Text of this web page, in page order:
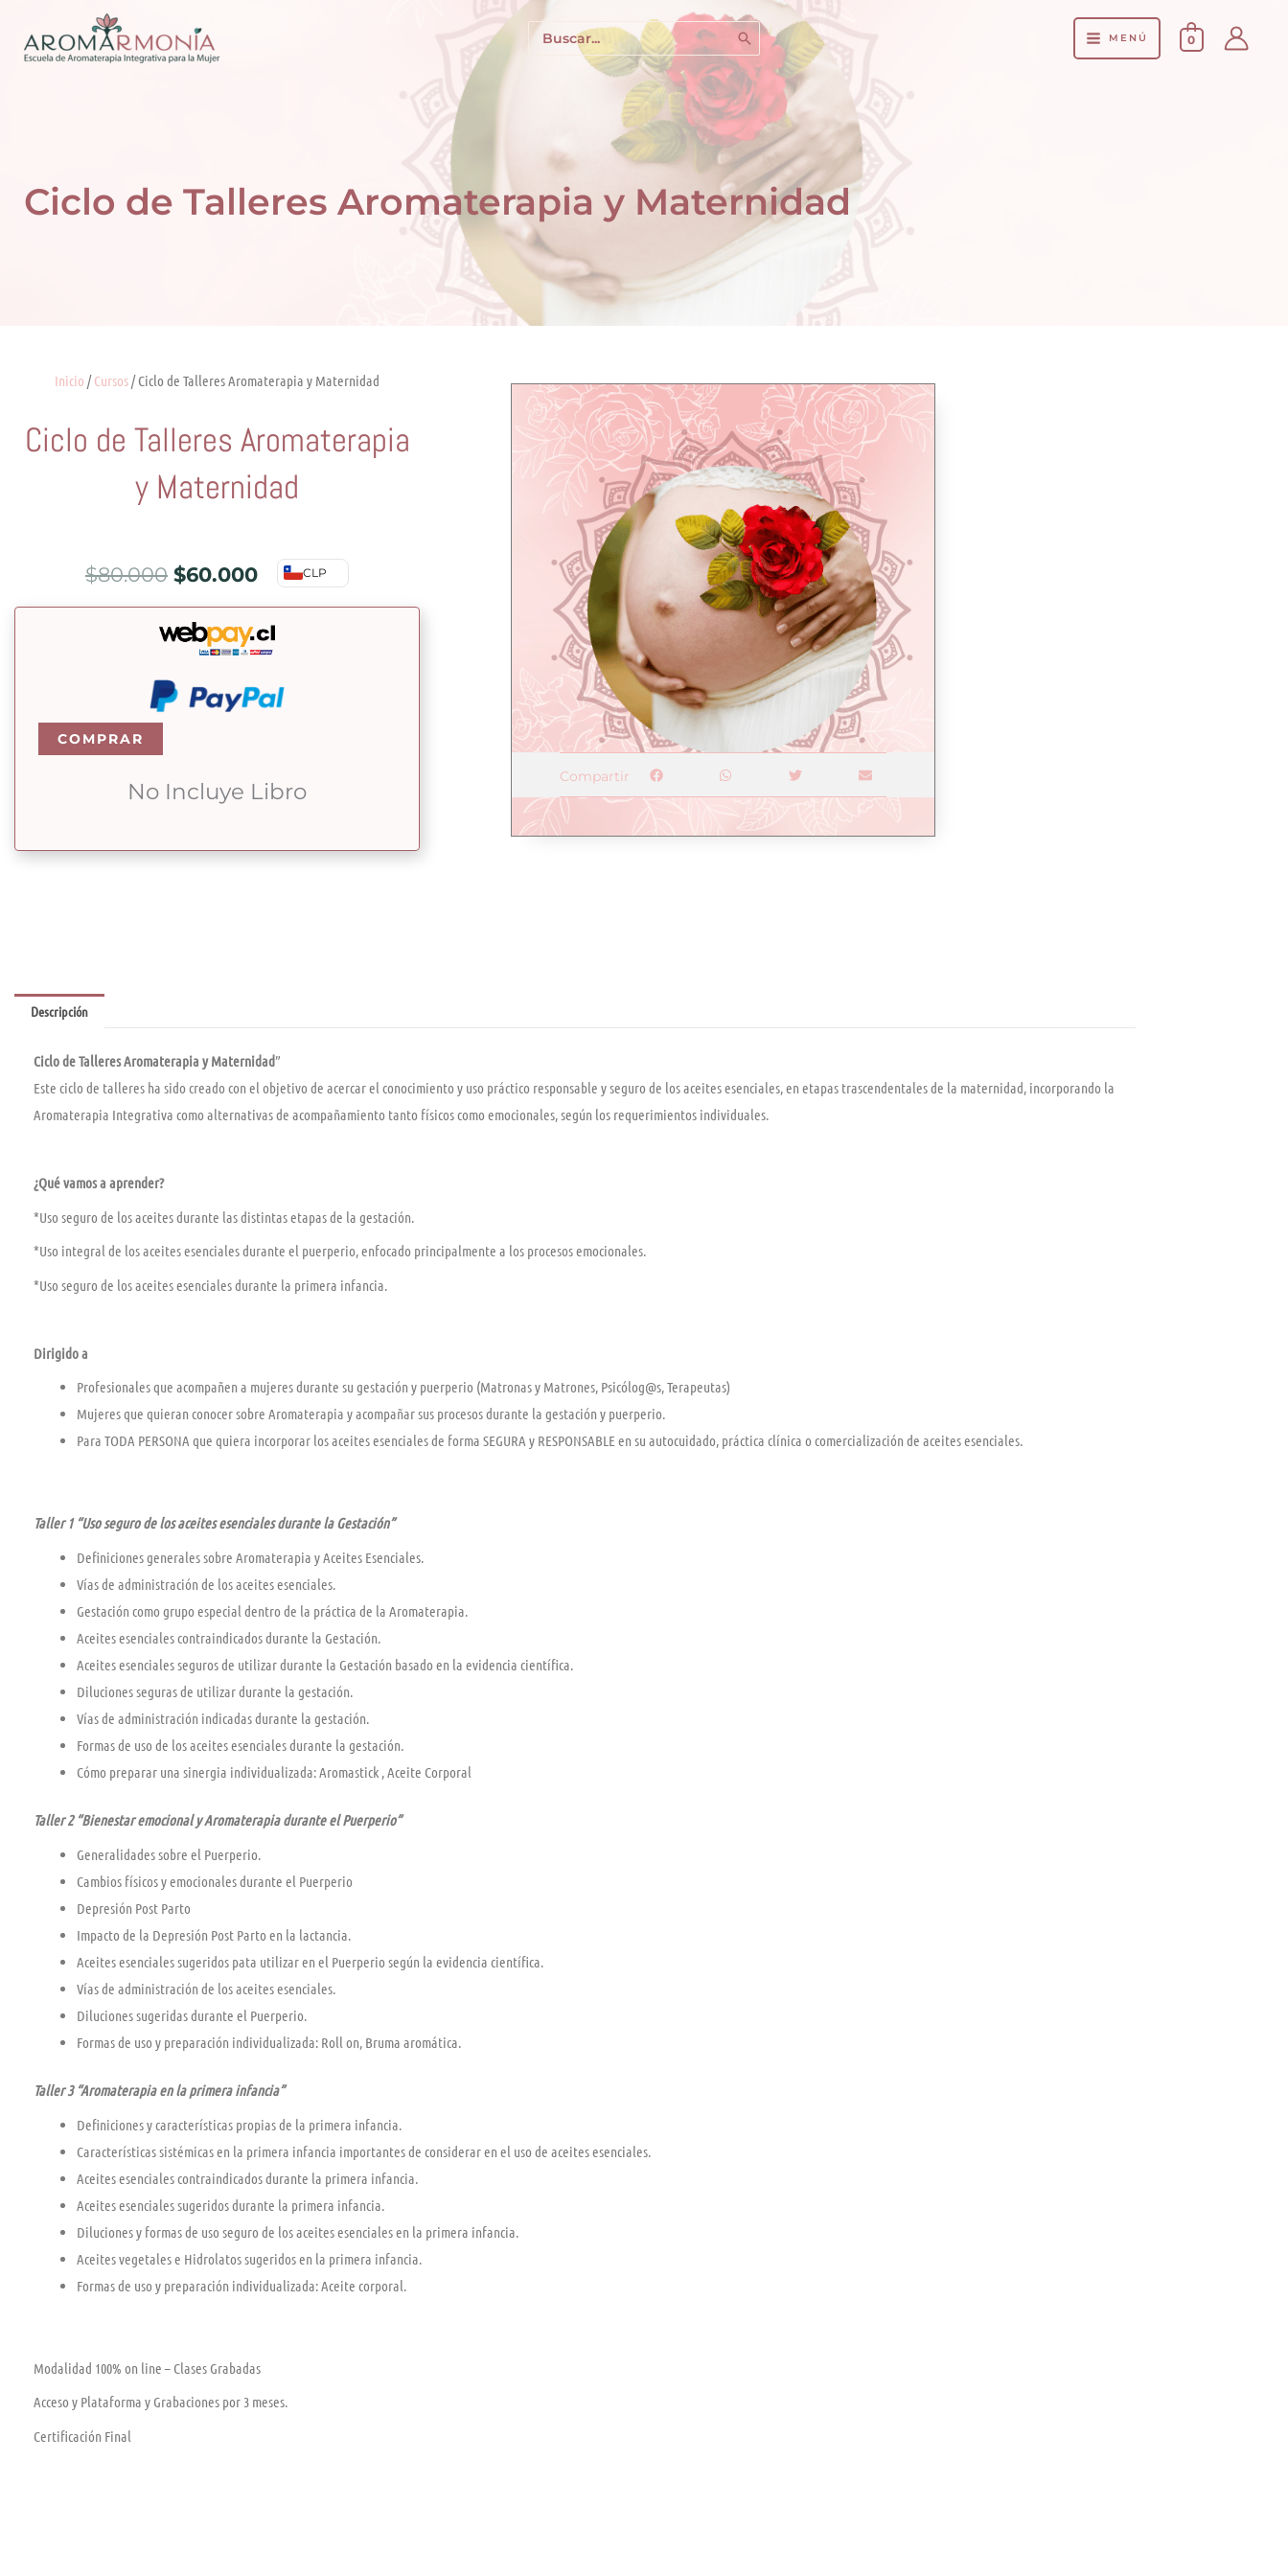
contenido
Buscar
por:
MENÚ 0
Ciclo de Talleres Aromaterapia y Maternidad
Inicio /Cursos/ Ciclo de Talleres Aromaterapia y Maternidad
Ciclo de Talleres Aromaterapia
y Maternidad
$80.000 El
precio
original
era:
$80.000.
$60.000El
precio
actual
es:
CLP
de
Maternidad
COMPRAR
No Incluye Libro
Compartir
Descripción
Ciclo de Talleres Aromaterapia y Maternidad”
Este ciclo de talleres ha sido creado con el objetivo de acercar el conocimiento y uso práctico responsable y seguro de los aceites esenciales, en etapas trascendentales de la maternidad, incorporando la
Aromaterapia Integrativa como alternativas de acompañamiento tanto físicos como emocionales, según los requerimientos individuales.
¿Qué vamos a aprender?
*Uso seguro de los aceites durante las distintas etapas de la gestación.
*Uso integral de los aceites esenciales durante el puerperio, enfocado principalmente a los procesos emocionales.
*Uso seguro de los aceites esenciales durante la primera infancia.
Dirigido a
Profesionales que acompañen a mujeres durante su gestación y puerperio (Matronas y Matrones, Psicólog@s, Terapeutas)
Mujeres que quieran conocer sobre Aromaterapia y acompañar sus procesos durante la gestación y puerperio.
Para TODA PERSONA que quiera incorporar los aceites esenciales de forma SEGURA y RESPONSABLE en su autocuidado, práctica clínica o comercialización de aceites esenciales.
Taller 1 “Uso seguro de los aceites esenciales durante la Gestación”
Definiciones generales sobre Aromaterapia y Aceites Esenciales.
Vías de administración de los aceites esenciales.
Gestación como grupo especial dentro de la práctica de la Aromaterapia.
Aceites esenciales contraindicados durante la Gestación.
Aceites esenciales seguros de utilizar durante la Gestación basado en la evidencia científica.
Diluciones seguras de utilizar durante la gestación.
Vías de administración indicadas durante la gestación.
Formas de uso de los aceites esenciales durante la gestación.
Cómo preparar una sinergia individualizada: Aromastick , Aceite Corporal
Taller 2 “Bienestar emocional y Aromaterapia durante el Puerperio”
Generalidades sobre el Puerperio.
Cambios físicos y emocionales durante el Puerperio
Depresión Post Parto
Impacto de la Depresión Post Parto en la lactancia.
Aceites esenciales sugeridos pata utilizar en el Puerperio según la evidencia científica.
Vías de administración de los aceites esenciales.
Diluciones sugeridas durante el Puerperio.
Formas de uso y preparación individualizada: Roll on, Bruma aromática.
Taller 3 “Aromaterapia en la primera infancia”
Definiciones y características propias de la primera infancia.
Características sistémicas en la primera infancia importantes de considerar en el uso de aceites esenciales.
Aceites esenciales contraindicados durante la primera infancia.
Aceites esenciales sugeridos durante la primera infancia.
Diluciones y formas de uso seguro de los aceites esenciales en la primera infancia.
Aceites vegetales e Hidrolatos sugeridos en la primera infancia.
Formas de uso y preparación individualizada: Aceite corporal.
Modalidad 100% on line – Clases Grabadas
Acceso y Plataforma y Grabaciones por 3 meses.
Certificación Final